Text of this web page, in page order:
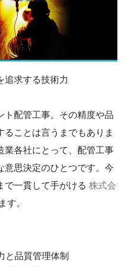
追求する技術力
ト配管工事。その精度や品
ことは言うまでもありま
業各社にとって、配管工事
意思決定のひとつです。今
で一貫して手がける株式会
す。
と品質管理体制